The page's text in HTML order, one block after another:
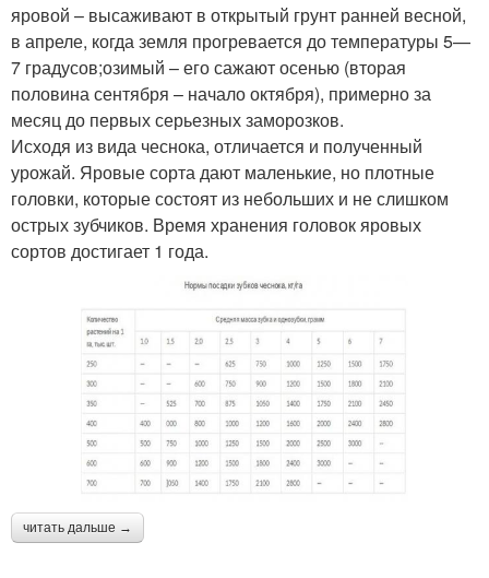
яровой – высаживают в открытый грунт ранней весной,
в апреле, когда земля прогревается до температуры 5—
7 градусов;озимый – его сажают осенью (вторая
половина сентября – начало октября), примерно за
месяц до первых серьезных заморозков.
Исходя из вида чеснока, отличается и полученный
урожай. Яровые сорта дают маленькие, но плотные
головки, которые состоят из небольших и не слишком
острых зубчиков. Время хранения головок яровых
сортов достигает 1 года.
читать дальше →